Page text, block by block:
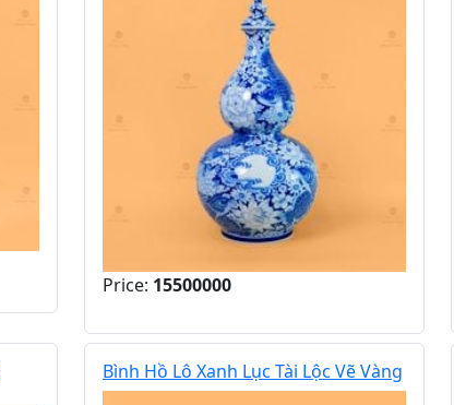
Price: 15500000
Bình Hồ Lô Xanh Lục Tài Lộc Vẽ Vàng